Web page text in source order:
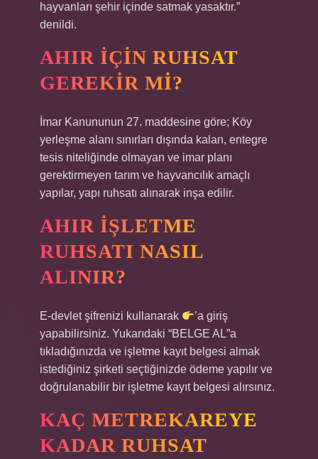
hayvanları şehir içinde satmak yasaktır.”
denildi.
AHIR IÇIN RUHSAT
GEREKIR MI?
İmar Kanununun 27. maddesine göre; Köy
yerleşme alanı sınırları dışında kalan, entegre
tesis niteliğinde olmayan ve imar planı
gerektirmeyen tarım ve hayvancılık amaçlı
yapılar, yapı ruhsatı alınarak inşa edilir.
AHIR IŞLETME
RUHSATI NASIL
ALINIR?
E-devlet şifrenizi kullanarak
’a giriş
yapabilirsiniz. Yukarıdaki “BELGE AL”a
tıkladığınızda ve işletme kayıt belgesi almak
istediğiniz şirketi seçtiğinizde ödeme yapılır ve
doğrulanabilir bir işletme kayıt belgesi alırsınız.
KAÇ METREKAREYE
KADAR RUHSAT